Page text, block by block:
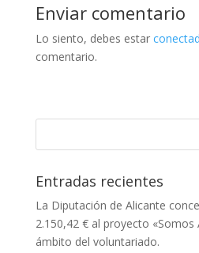
Enviar comentario
Lo siento, debes estar
comentario.
Entradas recientes
La Diputación de Alicante
2.150,42 € al proyecto «Somos
ámbito del voluntariado.